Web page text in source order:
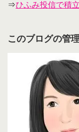
⇒ひふみ投信で積
このブログの管